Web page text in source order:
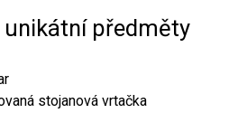
předměty
stojanová vrtačka